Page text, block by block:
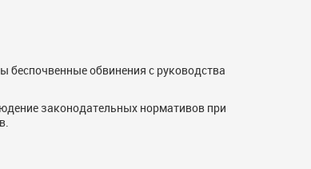
обвинения с руководства
законодательных нормативов при